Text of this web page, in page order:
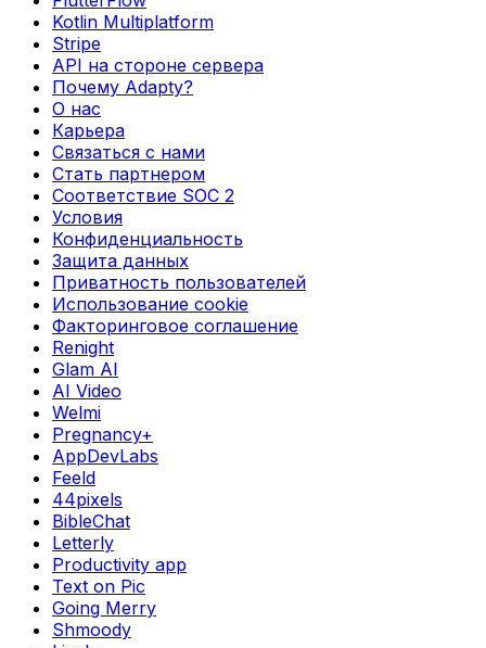
Kotlin Multiplatform
Stripe
API на стороне сервера
Почему Adapty?
О нас
Карьера
Связаться с нами
Стать партнером
Соответствие SOC 2
Условия
Конфиденциальность
Защита данных
Приватность пользователей
Использование cookie
Факторинговое соглашение
Renight
Glam AI
AI Video
Welmi
Pregnancy+
AppDevLabs
Feeld
44pixels
BibleChat
Letterly
Productivity app
Text on Pic
Going Merry
Shmoody